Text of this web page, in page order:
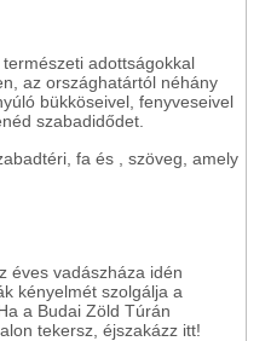
adottságokkal
az országhatártól néhány
bükköseivel, fenyveseivel
szabadidődet.
éves vadászháza idén
kényelmét szolgálja a
a Budai Zöld Túrán
tekersz, éjszakázz itt!